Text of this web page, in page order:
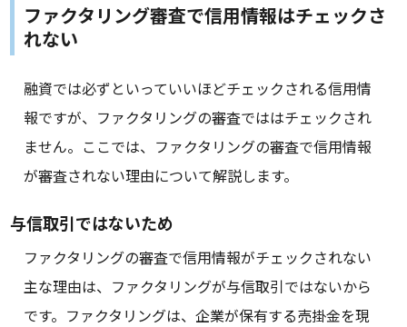
ファクタリング審査で信用情報はチェックさ
れない
融資では必ずといっていいほどチェックされる信用情
報ですが、ファクタリングの審査でははチェックされ
ません。ここでは、ファクタリングの審査で信用情報
が審査されない理由について解説します。
与信取引ではないため
ファクタリングの審査で信用情報がチェックされない
主な理由は、ファクタリングが与信取引ではないから
です。ファクタリングは、企業が保有する売掛金を現